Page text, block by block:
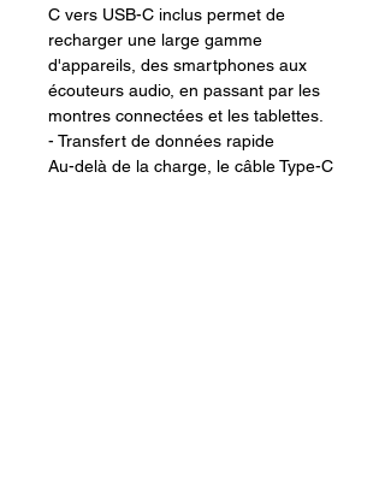
C vers USB-C inclus permet de
recharger une large gamme
d'appareils, des smartphones aux
écouteurs audio, en passant par les
montres connectées et les tablettes.
- Transfert de données rapide
Au-delà de la charge, le câble Type-C